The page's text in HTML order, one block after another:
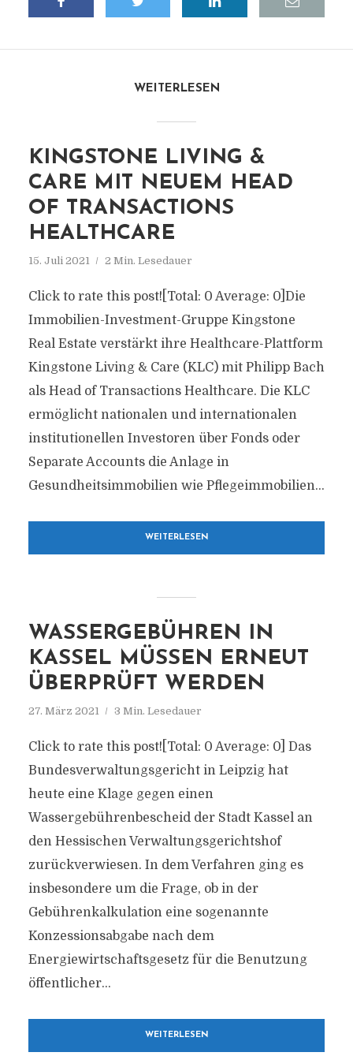
WEITERLESEN
KINGSTONE LIVING &
CARE MIT NEUEM HEAD
OF TRANSACTIONS
HEALTHCARE
15. Juli 2021 2 Min. Lesedauer
Click to rate this post![Total: 0 Average: 0]Die
Immobilien-Investment-Gruppe Kingstone
Real Estate verstärkt ihre Healthcare-Plattform
Kingstone Living & Care (KLC) mit Philipp Bach
als Head of Transactions Healthcare. Die KLC
ermöglicht nationalen und internationalen
institutionellen Investoren über Fonds oder
Separate Accounts die Anlage in
Gesundheitsimmobilien wie Pflegeimmobilien...
WEITERLESEN
WASSERGEBÜHREN IN
KASSEL MÜSSEN ERNEUT
ÜBERPRÜFT WERDEN
27. März 2021 3 Min. Lesedauer
Click to rate this post![Total: 0 Average: 0] Das
Bundesverwaltungsgericht in Leipzig hat
heute eine Klage gegen einen
Wassergebührenbescheid der Stadt Kassel an
den Hessischen Verwaltungsgerichtshof
zurückverwiesen. In dem Verfahren ging es
insbesondere um die Frage, ob in der
Gebührenkalkulation eine sogenannte
Konzessionsabgabe nach dem
Energiewirtschaftsgesetz für die Benutzung
öffentlicher...
WEITERLESEN